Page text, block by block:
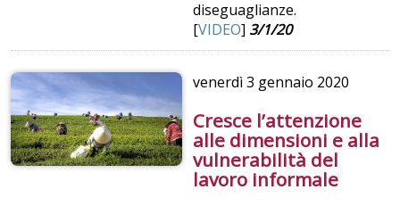
diseguaglianze.
[VIDEO] 3/1/20
venerdì3 gennaio 2020
Cresce l’attenzione
alle dimensioni e alla
vulnerabilità del
lavoro informale